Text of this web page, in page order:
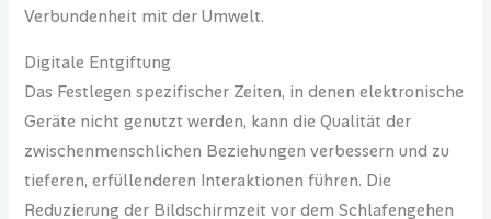
Verbundenheit mit der Umwelt.
Digitale Entgiftung
Das Festlegen spezifischer Zeiten, in denen elektronische
Geräte nicht genutzt werden, kann die Qualität der
zwischenmenschlichen Beziehungen verbessern und zu
tieferen, erfüllenderen Interaktionen führen. Die
Reduzierung der Bildschirmzeit vor dem Schlafengehen